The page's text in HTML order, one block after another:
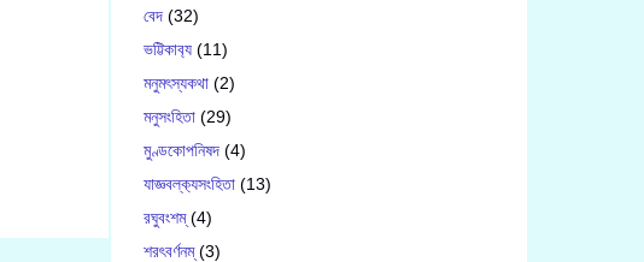
বেদ (32)
ভট্টিকাব‍্য (11)
মনুমৎস্যকথা (2)
মনুসংহিতা (29)
মুণ্ডকোপনিষদ (4)
যাজ্ঞবল্ক‍্যসংহিতা (13)
রঘুবংশম্(4)
শরৎবর্ণনম্(3)